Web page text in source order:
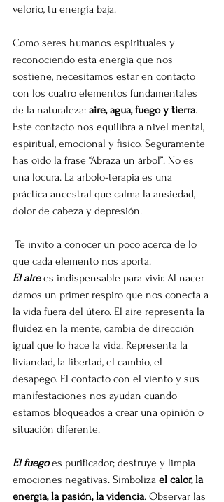
velorio, tu energía baja.
Como seres humanos espirituales y
reconociendo esta energía que nos
sostiene, necesitamos estar en contacto
con los cuatro elementos fundamentales
de la naturaleza: aire, agua, fuego y tierra.
Este contacto nos equilibra a nivel mental,
espiritual, emocional y físico. Seguramente
has oído la frase “Abraza un árbol”. No es
una locura. La arbolo-terapia es una
práctica ancestral que calma la ansiedad,
dolor de cabeza y depresión.
que cada elemento nos aporta.
El aire es indispensable para vivir. Al nacer
damos un primer respiro que nos conecta a
la vida fuera del útero. El aire representa la
fluidez en la mente, cambia de dirección
igual que lo hace la vida. Representa la
liviandad, la libertad, el cambio, el
desapego. El contacto con el viento y sus
manifestaciones nos ayudan cuando
estamos bloqueados a crear una opinión o
situación diferente.
El fuego es purificador; destruye y limpia
emociones negativas. Simboliza el calor, la
energía, la pasión, la videncia. Observar las